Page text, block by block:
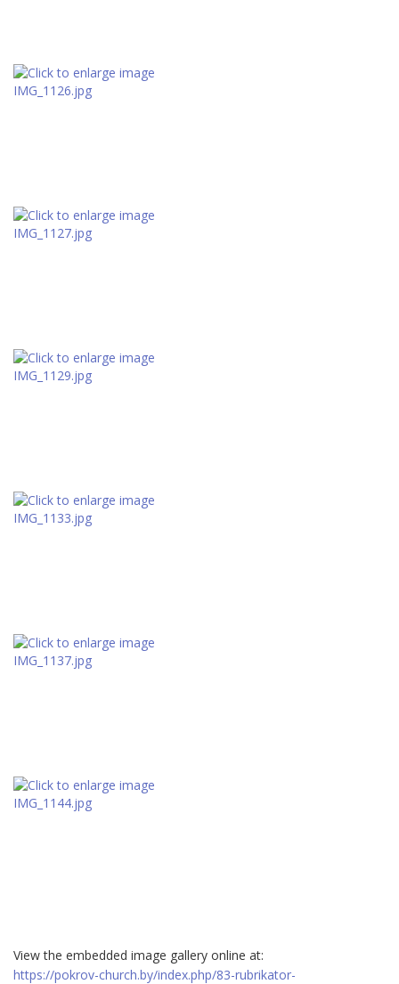
View the embedded image gallery online at:
https://pokrov-church.by/index.php/83-rubrikator-